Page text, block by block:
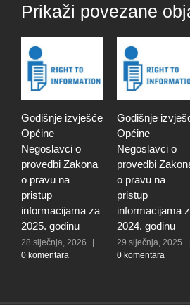
Prikaži povezane
Godišnje izvješće
Općine
Negoslavci o
provedbi Zakona
o pravu na
pristup
informacijama za
2025. godinu
28 siječnja, 2026
0 komentara
Godišnje
Općine
Negoslavci o
provedbi
o pravu na
pristup
informacijama
2024. godinu
29 siječnja, 2025
0 komentara